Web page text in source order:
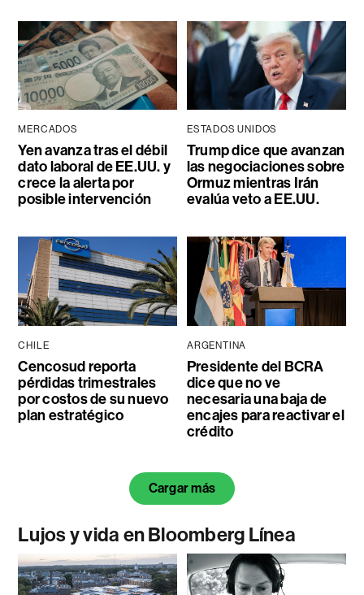
MERCADOS
Yen avanza tras el débil
dato laboral de EE.UU. y
crece la alerta por
posible intervención
ESTADOS UNIDOS
Trump dice que avanzan
las negociaciones sobre
Ormuz mientras Irán
evalúa veto a EE.UU.
CHILE
Cencosud reporta
pérdidas trimestrales
por costos de su nuevo
plan estratégico
ARGENTINA
Presidente del BCRA
dice que no ve
necesaria una baja de
encajes para reactivar el
crédito
Cargar más
Lujos y vida en Bloomberg Línea